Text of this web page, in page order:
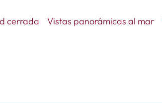
cerrada Vistas panorámicas al mar